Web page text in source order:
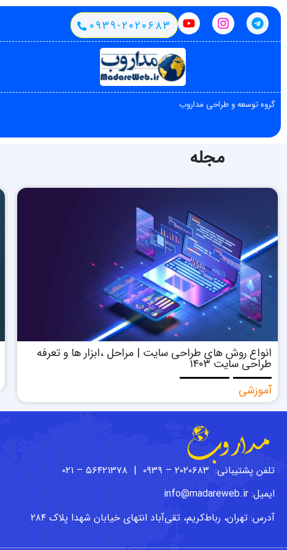
۰۹۳۹-۲۰۲۰۶۸۳
گروه توسعه و طراحی مداروب
مجله
انواع روش های طراحی سایت | مراحل ،ابزار ها و تعرفه
طراحی سایت ۱۴۰۳
آموزشی
تلفن پشتیبانی: ۲۰۲۰۶۸۳ – ۰۹۳۹ | ۵۶۴۲۱۳۷۸ – ۰۲۱
ایمیل: info@madareweb.ir
آدرس: تهران، رباط‌کریم، تقی‌آباد انتهای خیابان شهدا پلاک ۲۸۴